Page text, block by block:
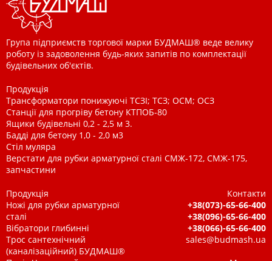
Група підприємств торгової марки БУДМАШ® веде велику
роботу із задоволення будь-яких запитів по комплектації
будівельних об'єктів.
Продукція
Трансформатори понижуючі ТСЗІ; ТСЗ; ОСМ; ОСЗ
Станції для прогріву бетону КТПОБ-80
Ящики будівельні 0,2 - 2,5 м 3.
Бадді для бетону 1,0 - 2,0 м3
Стіл муляра
Верстати для рубки арматурної сталі СМЖ-172, СМЖ-175,
запчастини
Продукція
Ножі для рубки арматурної
сталі
Вібратори глибинні
Трос сантехнічний
(каналізаційний) БУДМАШ®
Контакти
+38(073)-65-66-400
+38(096)-65-66-400
+38(066)-65-66-400
sales@budmash.ua